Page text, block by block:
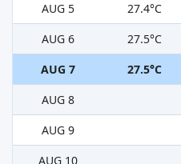
AUG 5
27.4°C
AUG 6
27.5°C
AUG 7
27.5°C
AUG 8
AUG 9
AUG 10